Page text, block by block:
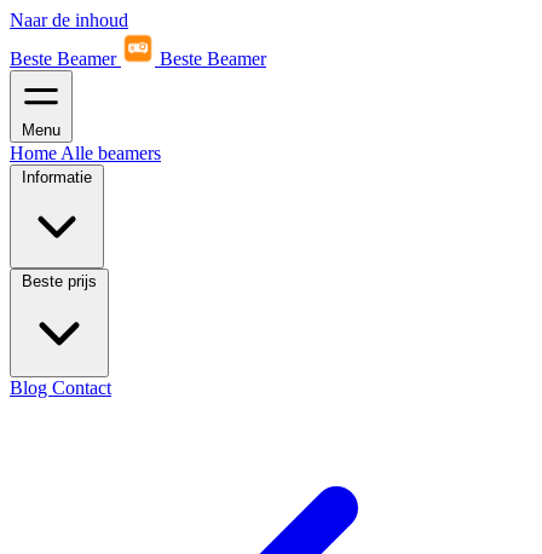
Naar de inhoud
Beste Beamer
Beste Beamer
Menu
Home Alle beamers
Informatie
Beste prijs
Blog Contact